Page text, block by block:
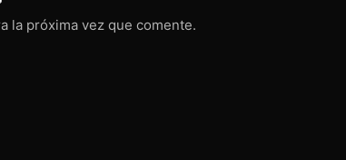
la próxima vez que comente.